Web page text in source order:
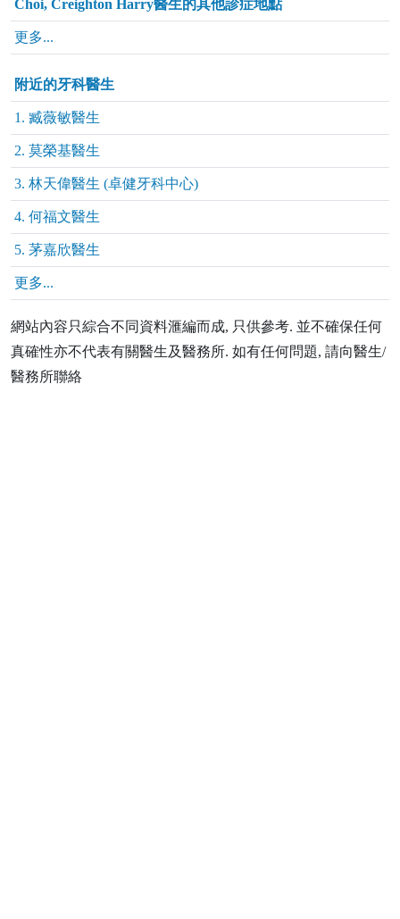
Choi, Creighton Harry醫生的其他診症地點
更多...
附近的牙科醫生
1. 臧薇敏醫生
2. 莫榮基醫生
3. 林天偉醫生 (卓健牙科中心)
4. 何福文醫生
5. 茅嘉欣醫生
更多...
網站內容只綜合不同資料滙編而成, 只供參考. 並不確保任何
真確性亦不代表有關醫生及醫務所. 如有任何問題, 請向醫生/
醫務所聯絡